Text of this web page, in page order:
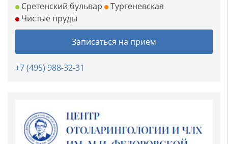
Сретенский бульвар
Тургеневская
Чистые пруды
Записаться на прием
+7 (495) 988-32-31